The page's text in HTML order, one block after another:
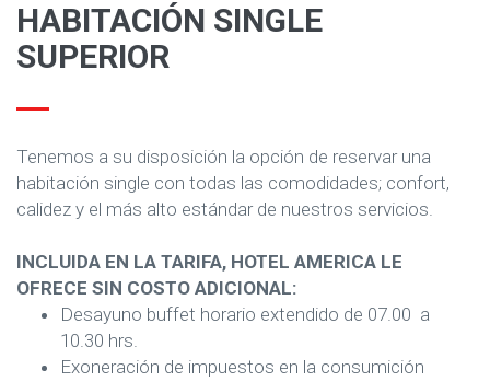
HABITACIÓN SINGLE
SUPERIOR
Tenemos a su disposición la opción de reservar una
habitación single con todas las comodidades; confort,
calidez y el más alto estándar de nuestros servicios.
INCLUIDA EN LA TARIFA, HOTEL AMERICA LE
OFRECE SIN COSTO ADICIONAL:
Desayuno buffet horario extendido de 07.00 a
10.30 hrs.
Exoneración de impuestos en la consumición